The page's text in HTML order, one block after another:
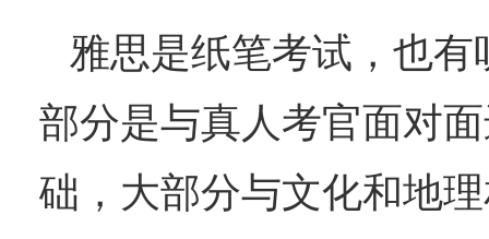
雅思是纸笔考试，也
部分是与真人考官面对
础，大部分与文化和地